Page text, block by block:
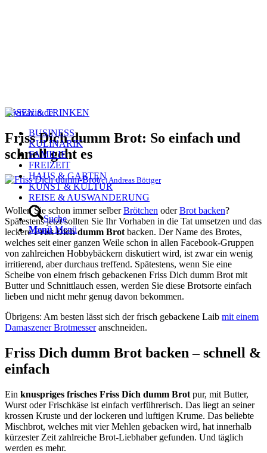
BUSINESS
KULINARIK
FAMILIE
FREIZEIT
HAUS & GARTEN
KUNST & KULTUR
REISE & AUSWANDERUNG
Suche
Menü Menü
ESSEN & TRINKEN
Friss Dich dumm Brot: So einfach und
schnell geht es
(c) Andreas Böttger
Wollen Sie schon immer selberBrötchen oderBrot backen?
Spätestens jetzt sollten Sie Ihr Vorhaben in die Tat umsetzen und das
leckereFriss Dich dumm Brot backen. Der Name des Brotes,
welches seit einer ganzen Weile schon in allen Facebook-Gruppen
von zahlreichen Hobbybäckern diskutiert wird, ist zwar ein wenig
irritierend, aber durchaus treffend. Spätestens, wenn Sie eine
Scheibe von einem frisch gebackenen Friss Dich dumm Brot mit
Butter und Schnittlauch essen, werden Sie diese Brotsorte einfach
lieben und nicht mehr genug davon bekommen.
Übrigens: Am besten lässt sich der frisch gebackene Laib mit einem
Damaszener Brotmesseranschneiden.
Friss Dich dumm Brot backen – schnell &
einfach
Ein knuspriges frisches Friss Dich dumm Brot pur, mit Butter,
Wurst oder Frischkäse ist einfach verführerisch. Das liegt an seiner
krossen Kruste und der lockeren und luftigen Krume. Das beliebte
Mischbrot, welches mit vier Mehlen gebacken wird, hat innerhalb
kürzester Zeit zahlreiche Brot-Liebhaber gefunden. Und täglich
werden es mehr.